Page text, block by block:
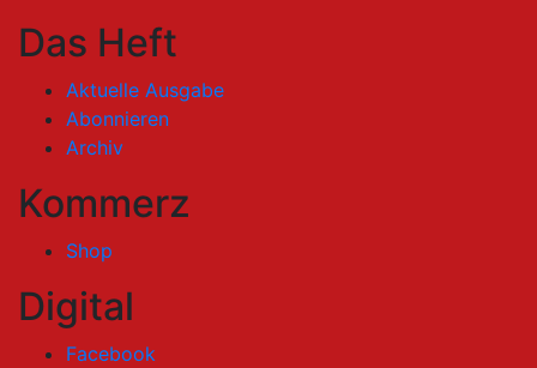
Das Heft
Aktuelle Ausgabe
Abonnieren
Archiv
Kommerz
Shop
Digital
Facebook